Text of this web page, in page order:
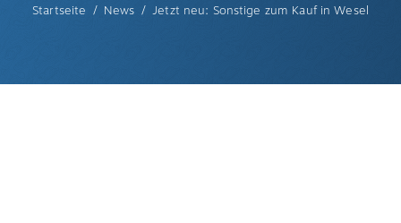
Startseite News Jetzt neu: Sonstige zum Kauf in Wesel